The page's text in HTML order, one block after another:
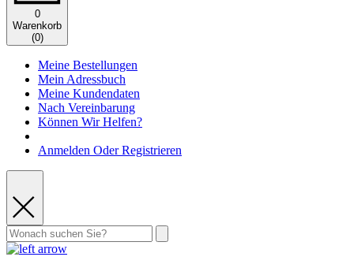
0
Warenkorb
(0)
Meine Bestellungen
Mein Adressbuch
Meine Kundendaten
Nach Vereinbarung
Können Wir Helfen?
Anmelden Oder Registrieren